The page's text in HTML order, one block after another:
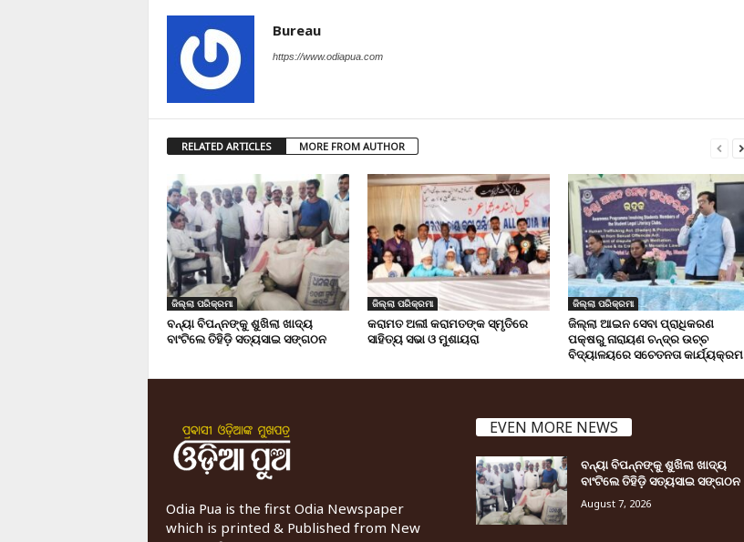
Bureau
https://www.odiapua.com
RELATED ARTICLES MORE FROM AUTHOR
ଜିଲ୍ଲା ପରିକ୍ରମା
ବନ୍ୟା ବିପନ୍ନଙ୍କୁ ଶୁଖିଲା ଖାଦ୍ୟ
ବାଂଟିଲେ ତିହିଡି଼ ସତ୍ୟସାଇ ସଙ୍ଗଠନ
ଜିଲ୍ଲା ପରିକ୍ରମା
କରାମତ ଅଲୀ କରାମତଙ୍କ ସ୍ମୃତିରେ
ସାହିତ୍ୟ ସଭା ଓ ମୁଶାୟରା
ଜିଲ୍ଲା ପରିକ୍ରମା
ଜିଲ୍ଲା ଆଇନ ସେବା ପ୍ରାଧିକରଣ
ପକ୍ଷରୁ ନାରାୟଣ ଚନ୍ଦ୍ର ଉଚ୍ଚ
ବିଦ୍ୟାଳୟରେ ସଚେତନତା କାର୍ଯ୍ୟକ୍ରମ
Odia Pua is the first Odia Newspaper
which is printed & Published from New
EVEN MORE NEWS
ବନ୍ୟା ବିପନ୍ନଙ୍କୁ ଶୁଖିଲା ଖାଦ୍ୟ
ବାଂଟିଲେ ତିହିଡି଼ ସତ୍ୟସାଇ ସଙ୍ଗଠନ
August 7, 2026